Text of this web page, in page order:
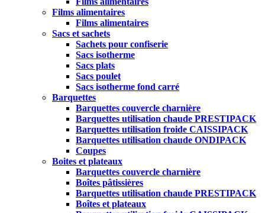
Films alimentaires
Films alimentaires
Sacs et sachets
Sachets pour confiserie
Sacs isotherme
Sacs plats
Sacs poulet
Sacs isotherme fond carré
Barquettes
Barquettes couvercle charnière
Barquettes utilisation chaude PRESTIPACK
Barquettes utilisation froide CAISSIPACK
Barquettes utilisation chaude ONDIPACK
Coupes
Boites et plateaux
Barquettes couvercle charnière
Boîtes pâtissières
Barquettes utilisation chaude PRESTIPACK
Boîtes et plateaux